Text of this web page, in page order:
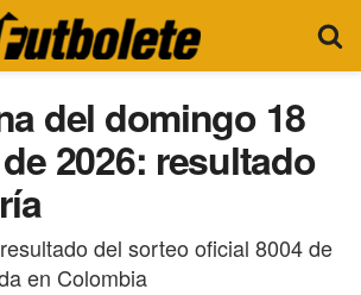
del domingo 18
2026: resultado
del sorteo oficial 8004 de
en Colombia